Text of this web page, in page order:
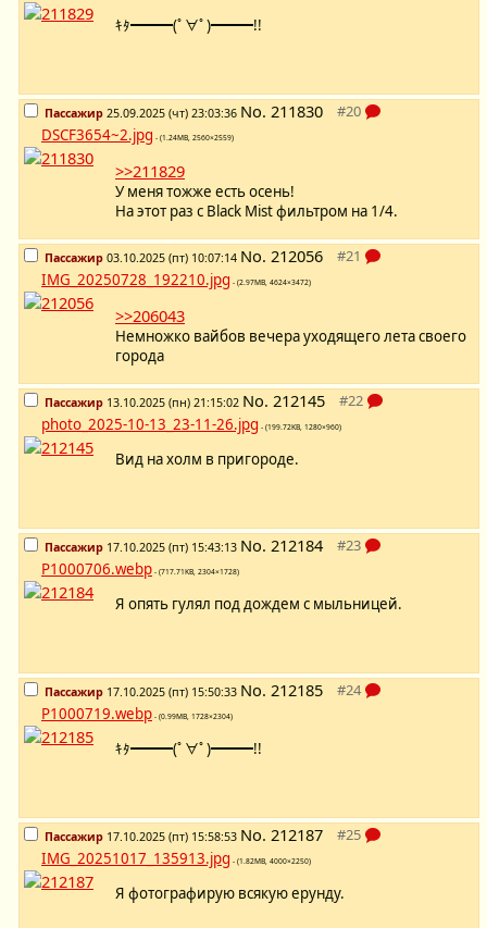
ｷﾀ━━━(ﾟ∀ﾟ)━━━!!
Пассажир 25.09.2025 (чт) 23:03:36 No. 211830
DSCF3654~2.jpg - (1.24MB, 2560×2559)
>>211829
У меня тожже есть осень!
На этот раз с Black Mist фильтром на 1/4.
Пассажир 03.10.2025 (пт) 10:07:14 No. 212056
IMG_20250728_192210.jpg - (2.97MB, 4624×3472)
>>206043
Немножко вайбов вечера уходящего лета своего
города
Пассажир 13.10.2025 (пн) 21:15:02 No. 212145
photo_2025-10-13_23-11-26.jpg - (199.72KB, 1280×960)
Вид на холм в пригороде.
Пассажир 17.10.2025 (пт) 15:43:13 No. 212184
P1000706.webp - (717.71KB, 2304×1728)
Я опять гулял под дождем с мыльницей.
Пассажир 17.10.2025 (пт) 15:50:33 No. 212185
P1000719.webp - (0.99MB, 1728×2304)
ｷﾀ━━━(ﾟ∀ﾟ)━━━!!
Пассажир 17.10.2025 (пт) 15:58:53 No. 212187
IMG_20251017_135913.jpg - (1.82MB, 4000×2250)
Я фотографирую всякую ерунду.